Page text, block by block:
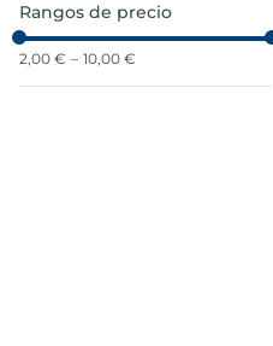
Rangos de precio
2,00 € – 10,00 €